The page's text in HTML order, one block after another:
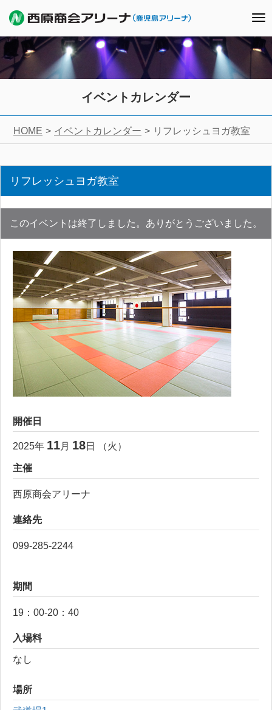
イベントカレンダー
HOME イベントカレンダー リフレッシュヨガ教室
リフレッシュヨガ教室
このイベントは終了しました。ありがとうございました。
開催日
2025年 11月 18日 （火 ）
主催
西原商会アリーナ
連絡先
099-285-2244
期間
19：00-20：40
入場料
なし
場所